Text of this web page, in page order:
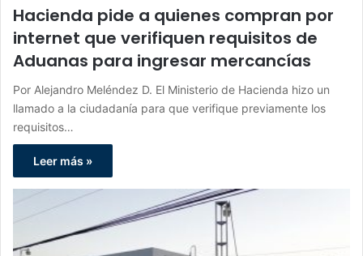
Hacienda pide a quienes compran por
internet que verifiquen requisitos de
Aduanas para ingresar mercancías
Por Alejandro Meléndez D. El Ministerio de Hacienda hizo un
llamado a la ciudadanía para que verifique previamente los
requisitos…
Leer más »